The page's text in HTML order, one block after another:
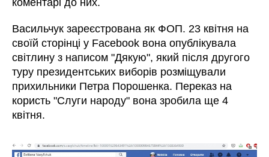
Васильчук зареєстрована як ФОП. 23 квітня на
своїй сторінці у Facebook вона опублікувала
світлину з написом "Дякую", який після другого
туру президентських виборів розміщували
прихильники Петра Порошенка. Переказ на
користь "Слуги народу" вона зробила ще 4
квітня.